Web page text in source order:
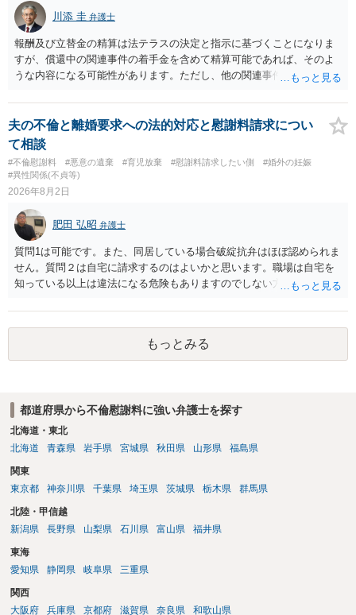
るのであれば，前向きに検討を進めるという考え方でもよいでしょ
う。慰謝料請求としては証拠として使えることが前提であり，その価
値と夫との関係との均衡のように思います。 ③行政書士に委任をして
いるのであれば，どのような内容の委任なのか不明ですが，その行政
書士との協議になると思います。請求するか，訴訟にするか，その点
の見極めや，相手方は性交類似行為は認めているのか，それさえも否
定しているのかによって，考え方・進め方は変わってくると思いま
す。 ④性交類似行為を認めているにもかかわらず支払を拒否するので
あれば，本人（行政書士でも同じだと思います。）への対応ではあま
り変わらないように思います。減額で折り合えるなら本人様の交渉で
もよいように思いますが，ゼロかどうかの観点であれば，訴訟に進む
しかなくなるようにも思います。そうしますと，お近くの弁護士に相
談して進めることを検討した方がよいようにも思います。
川添 圭 弁護士
報酬及び立替金の精算は法テラスの決定と指示に基づくことになりま
すが、償還中の関連事件の着手金を含めて精算可能であれば、そのよ
うな内容になる可能性があります。ただし、他の関連事件でも相手方
情によって対応が違いますので、法テラスへお尋ねいただいた方が確
実です。
夫の不倫と離婚要求への法的対応と慰謝料請求につい
て相談
#不倫慰謝料 #悪意の遺棄 #育児放棄 #慰謝料請求したい側
#婚外の妊娠
#異性関係(不貞等)
2026年8月2日
肥田 弘昭 弁護士
質問1は可能です。また、同居している場合破綻抗弁はほぼ認められま
せん。質問２は自宅に請求するのはよいかと思います。職場は自宅を
知っている以上は違法になる危険もありますのでしない方が良いで
かと思います。有責配偶者ですので相手方からの離婚は拒否しても仮
に訴訟されても法的に成立しません。質問５は認知すると養育費支払
い、相続権が発生します。合意があれば法的に可能ですが法律で強制
することはできません。質問６は可能です。質問７は不貞行為の写真
もっとみる
都道府県から不倫慰謝料に強い弁護士を探す
北海道・東北
北海道
青森県 岩手県 宮城県 秋田県 山形県 福島県
関東
東京都
神奈川県 千葉県 埼玉県 茨城県 栃木県 群馬県
北陸・甲信越
新潟県
長野県 山梨県 石川県 富山県 福井県
東海
愛知県
静岡県 岐阜県 三重県
関西
大阪府
兵庫県 京都府 滋賀県 奈良県 和歌山県